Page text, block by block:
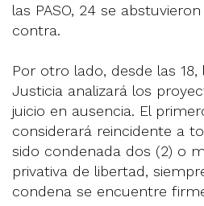
las PASO, 24 se
contra.
Por otro lado, desde las
Justicia analizará los
juicio en ausencia. El
considerará reincidente a
sido condenada dos (2) o
privativa de libertad,
condena se encuentre